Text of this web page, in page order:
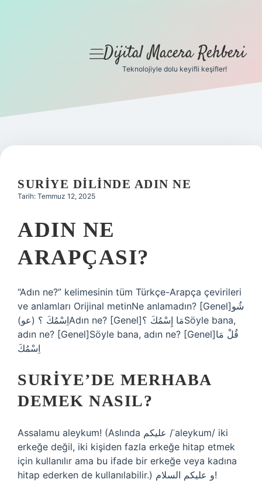
Gizlilik Politikası
Yasal Uyarı
menüyü
Dijital Macera Rehberi
Teknolojiyle dolu keyifli keşifler!
SURIYE DILINDE ADIN NE
Tarih: Temmuz 12, 2025
ADIN NE
ARAPÇASI?
“Adın ne?” kelimesinin tüm Türkçe-Arapça çevirileri
ve anlamları Orijinal metinNe anlamadın? [Genel]شُو
اِسْمُكَ ؟ (عو)Adın ne? [Genel]مَا إِسْمُكَ ؟Söyle bana,
adın ne? [Genel]Söyle bana, adın ne? [Genel]قُلْ مَا
اِسْمُكَ
SURIYE’DE MERHABA
DEMEK NASIL?
Assalamu aleykum! (Aslında عليكم /ʿaleykum/ iki
erkeğe değil, iki kişiden fazla erkeğe hitap etmek
için kullanılır ama bu ifade bir erkeğe veya kadına
hitap ederken de kullanılabilir.) و عليكم السلام!